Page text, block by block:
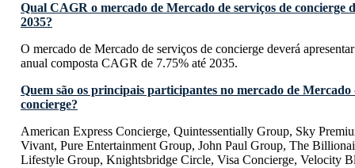
Qual CAGR o mercado de Mercado de serviços de concierge
2035?
O mercado de Mercado de serviços de concierge deverá
anual composta CAGR de 7.75% até 2035.
Quem são os principais participantes no mercado de Mercado
concierge?
American Express Concierge, Quintessentially Group, Sky
Vivant, Pure Entertainment Group, John Paul Group, The
Lifestyle Group, Knightsbridge Circle, Visa Concierge, Velocity